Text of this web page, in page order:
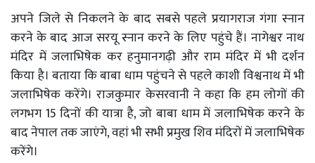
अपने जिले से निकलने के बाद सबसे पहले प्रयागराज गंगा स्नान
करने के बाद आज सरयू स्नान करने के लिए पहुंचे हैं। नागेश्वर नाथ
मंदिर में जलाभिषेक कर हनुमानगढ़ी और राम मंदिर में भी दर्शन
किया है। बताया कि बाबा धाम पहुंचने से पहले काशी विश्वनाथ में भी
जलाभिषेक करेंगे। राजकुमार केसरवानी ने कहा कि हम लोगों की
लगभग 15 दिनों की यात्रा है, जो बाबा धाम में जलाभिषेक करने के
बाद नेपाल तक जाएंगे, वहां भी सभी प्रमुख शिव मंदिरों में जलाभिषेक
करेंगे।